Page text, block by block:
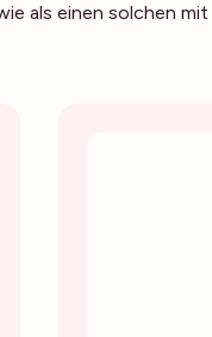
als einen solchen mit